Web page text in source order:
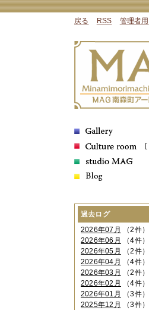
戻る RSS 管理者用
過去ログ
2026年07月
（2件）
2026年06月
（4件）
2026年05月
（2件）
2026年04月
（4件）
2026年03月
（2件）
2026年02月
（4件）
2026年01月
（3件）
2025年12月
（3件）